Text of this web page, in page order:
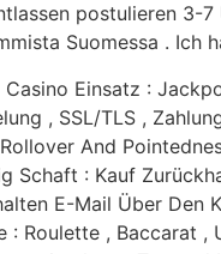
postulieren 3-
Suomessa . Ich
Casino Einsatz :
, SSL/TLS ,
And
Schaft : Kauf
E-Mail Über Den
: Roulette , Baccarat